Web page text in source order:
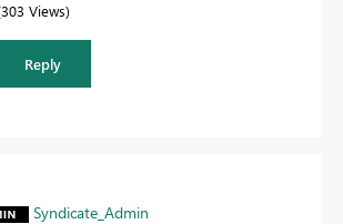
303 Views
Reply
Syndicate_Admin